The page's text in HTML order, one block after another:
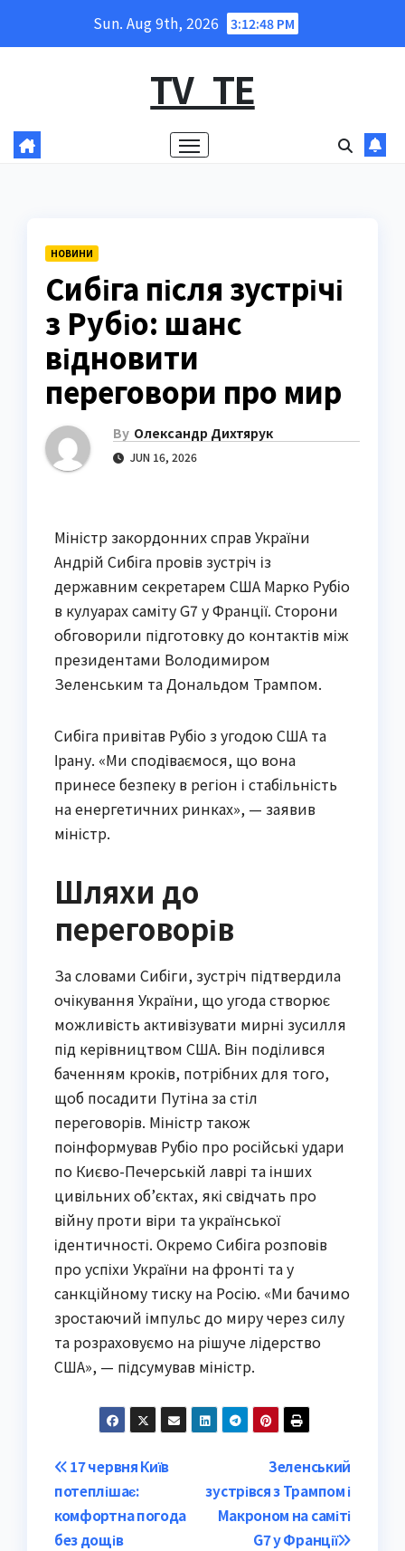
Sun. Aug 9th, 2026 3:12:49 PM
TV_TE
НОВИНИ
Сибіга після зустрічі
з Рубіо: шанс
відновити
переговори про мир
By Олександр Дихтярук
JUN 16, 2026
Міністр закордонних справ України
Андрій Сибіга провів зустріч із
державним секретарем США Марко Рубіо
в кулуарах саміту G7 у Франції. Сторони
обговорили підготовку до контактів між
президентами Володимиром
Зеленським та Дональдом Трампом.
Сибіга привітав Рубіо з угодою США та
Ірану. «Ми сподіваємося, що вона
принесе безпеку в регіон і стабільність
на енергетичних ринках», — заявив
міністр.
Шляхи до
переговорів
За словами Сибіги, зустріч підтвердила
очікування України, що угода створює
можливість активізувати мирні зусилля
під керівництвом США. Він поділився
баченням кроків, потрібних для того,
щоб посадити Путіна за стіл
переговорів. Міністр також
поінформував Рубіо про російські удари
по Києво-Печерській лаврі та інших
цивільних об’єктах, які свідчать про
війну проти віри та української
ідентичності. Окремо Сибіга розповів
про успіхи України на фронті та у
санкційному тиску на Росію. «Ми бачимо
зростаючий імпульс до миру через силу
та розраховуємо на рішуче лідерство
США», — підсумував міністр.
Post
navigation
Зеленський
зустрівся з Трампом і
Макроном на саміті
G7 у Франції
17 червня Київ
потеплішає:
комфортна погода
без дощів